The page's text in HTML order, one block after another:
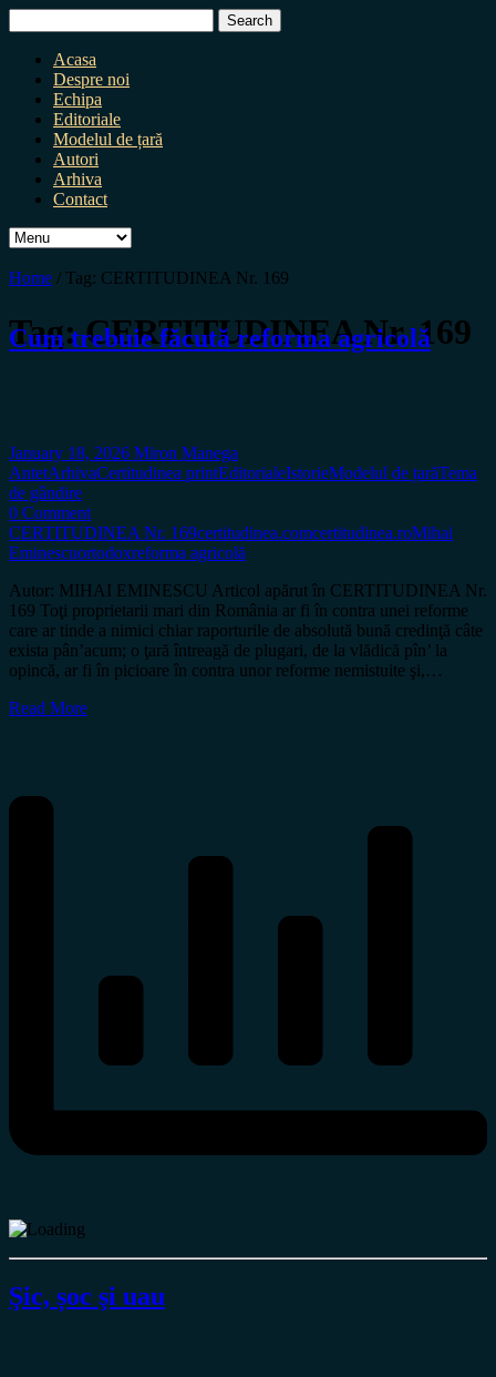
for:
Acasa
Despre noi
Echipa
Editoriale
Modelul de țară
Autori
Arhiva
Contact
Home / Tag: CERTITUDINEA Nr. 169
Tag:CERTITUDINEA Nr. 169
Cum trebuie făcută reforma agricolă
January 18, 2026 Miron Manega
AntetArhivaCertitudinea printEditorialeIstorieModelul de țarăTema
de gândire
0 Comment
CERTITUDINEA Nr. 169certitudinea.comcertitudinea.roMihai
Eminescuortodoxreforma agricolă
Autor: MIHAI EMINESCU Articol apărut în CERTITUDINEA Nr.
169 Toţi proprietarii mari din România ar fi în contra unei reforme
care ar tinde a nimici chiar raporturile de absolută bună credinţă câte
exista pân’acum; o ţară întreagă de plugari, de la vlădică pîn’ la
opincă, ar fi în picioare în contra unor reforme nemistuite şi,…
Read More
Şic, șoc şi uau